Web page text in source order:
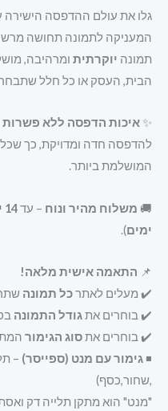
גלו את עולם ההדפסה הישירה
המעניקה לתמונה תחושה
תמונה יוקרתית ומרהיבה,
הבית, העסק או כל חלל
✨ איכות הדפסה ללא פשרות
להדפסה חדה ומדויקת, כך שכל
המושלמת ביותר.
🚚 משלוח מהיר ונוח – עד14 ימי עסקים
ימים).
📌 התאמה אישית מלאה!
✔️ מעלים לאתרכל תמונה
✔️ בוחרים אתגודל התמונה
✔️ בוחרים אתסוג הגימור
◾ גימור עם מנט (ספייסר) –
,שחור,כסף)
"מנט" הוא מתקן תלייה דק